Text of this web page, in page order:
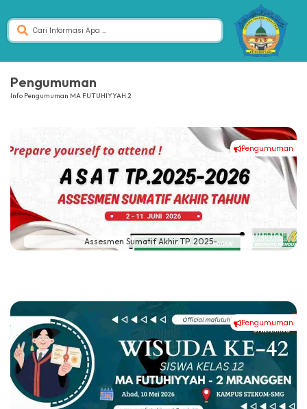
Pengumuman
Info Pengumuman MA FUTUHIYYAH 2
Pengumuman
Assesmen Sumatif Akhir TP. 2025-...
Pengumuman